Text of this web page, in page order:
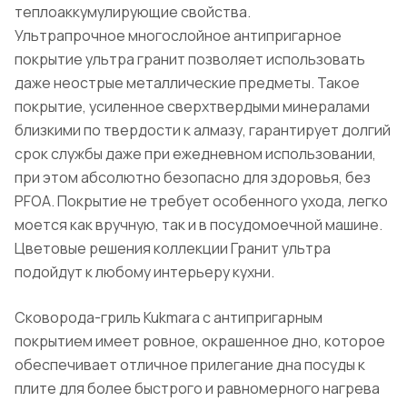
теплоаккумулирующие свойства.
Ультрапрочное многослойное антипригарное
покрытие ультра гранит позволяет использовать
даже неострые металлические предметы. Такое
покрытие, усиленное сверхтвердыми минералами
близкими по твердости к алмазу, гарантирует долгий
срок службы даже при ежедневном использовании,
при этом абсолютно безопасно для здоровья, без
PFOA. Покрытие не требует особенного ухода, легко
моется как вручную, так и в посудомоечной машине.
Цветовые решения коллекции Гранит ультра
подойдут к любому интерьеру кухни.
Сковорода-гриль Kukmara с антипригарным
покрытием имеет ровное, окрашенное дно, которое
обеспечивает отличное прилегание дна посуды к
плите для более быстрого и равномерного нагрева